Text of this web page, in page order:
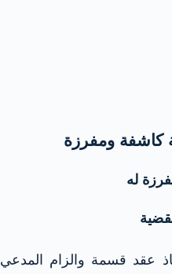
كاشفة ومفرزة
له
عقد قسمة والزام المدعي